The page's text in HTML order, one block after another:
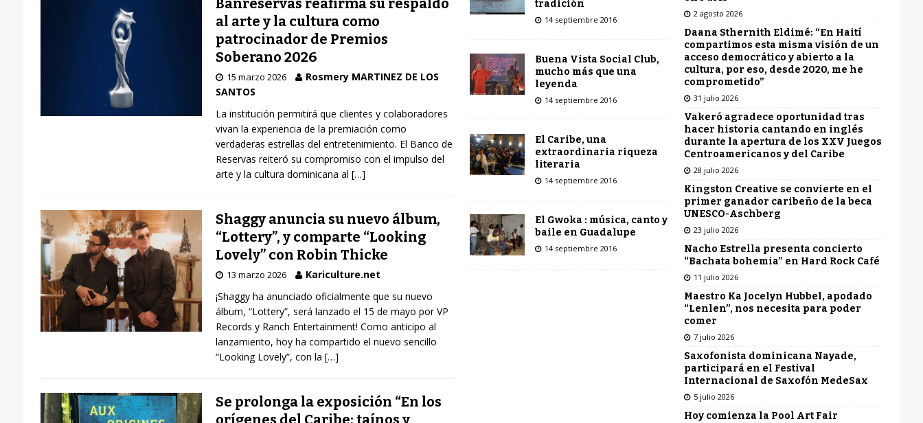
Banreservas reafirma su respaldo
al arte y la cultura como
patrocinador de Premios
Soberano 2026
15 marzo 2026
Rosmery MARTINEZ DE LOS
SANTOS
La institución permitirá que clientes y colaboradores
vivan la experiencia de la premiación como
verdaderas estrellas del entretenimiento. El Banco de
Reservas reiteró su compromiso con el impulso del
arte y la cultura dominicana al […]
Shaggy anuncia su nuevo álbum,
“Lottery”, y comparte “Looking
Lovely” con Robin Thicke
13 marzo 2026
Kariculture.net
¡Shaggy ha anunciado oficialmente que su nuevo
álbum, “Lottery”, será lanzado el 15 de mayo por VP
Records y Ranch Entertainment! Como anticipo al
lanzamiento, hoy ha compartido el nuevo sencillo
“Looking Lovely”, con la […]
Se prolonga la exposición “En los
orígenes del Caribe: taínos y
tradición
14 septiembre 2016
Buena Vista Social Club,
mucho más que una
leyenda
14 septiembre 2016
El Caribe, una
extraordinaria riqueza
literaria
14 septiembre 2016
El Gwoka : música, canto y
baile en Guadalupe
14 septiembre 2016
2 agosto 2026
Daana Sthernith Eldimé: “En Haití
compartimos esta misma visión de un
acceso democrático y abierto a la
cultura, por eso, desde 2020, me he
comprometido”
31 julio 2026
Vakeró agradece oportunidad tras
hacer historia cantando en inglés
durante la apertura de los XXV Juegos
Centroamericanos y del Caribe
28 julio 2026
Kingston Creative se convierte en el
primer ganador caribeño de la beca
UNESCO-Aschberg
23 julio 2026
Nacho Estrella presenta concierto
“Bachata bohemia” en Hard Rock Café
11 julio 2026
Maestro Ka Jocelyn Hubbel, apodado
“Lenlen”, nos necesita para poder
comer
7 julio 2026
Saxofonista dominicana Nayade,
participará en el Festival
Internacional de Saxofón MedeSax
5 julio 2026
Hoy comienza la Pool Art Fair